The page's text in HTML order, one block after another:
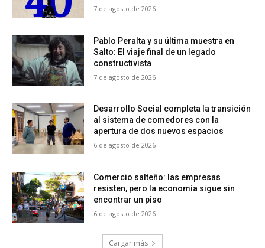
7 de agosto de 2026
Pablo Peralta y su última muestra en
Salto: El viaje final de un legado
constructivista
7 de agosto de 2026
Desarrollo Social completa la transición
al sistema de comedores con la
apertura de dos nuevos espacios
6 de agosto de 2026
Comercio salteño: las empresas
resisten, pero la economía sigue sin
encontrar un piso
6 de agosto de 2026
Cargar más